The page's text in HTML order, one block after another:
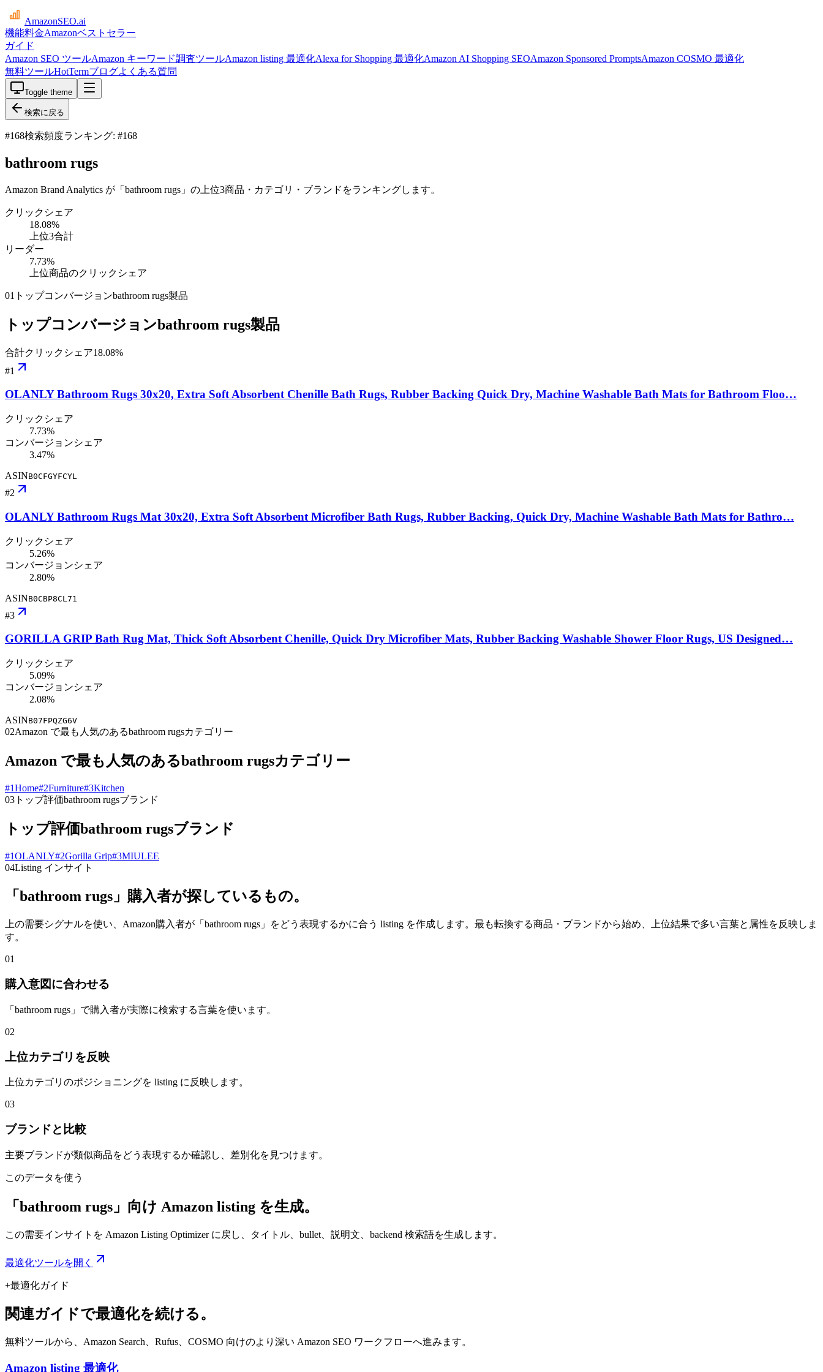
AmazonSEO.ai
機能料金Amazonベストセラー
ガイド
Amazon SEO ツールAmazon キーワード調査ツールAmazon listing 最適化Alexa for Shopping 最適化Amazon AI Shopping SEOAmazon Sponsored PromptsAmazon COSMO 最適化
無料ツールHotTermブログよくある質問
Toggle theme
検索に戻る
#168検索頻度ランキング: #168
bathroom rugs
Amazon Brand Analytics が「bathroom rugs」の上位3商品・カテゴリ・ブランドをランキングします。
クリックシェア
18.08%
上位3合計
リーダー
7.73%
上位商品のクリックシェア
01 トップコンバージョンbathroom rugs製品
トップコンバージョンbathroom rugs製品
合計クリックシェア18.08%
#1
OLANLY Bathroom Rugs 30x20, Extra Soft Absorbent Chenille Bath Rugs, Rubber Backing Quick Dry, Machine Washable Bath Mats for Bathroom Floo…
クリックシェア
7.73%
コンバージョンシェア
3.47%
ASINB0CFGYFCYL
#2
OLANLY Bathroom Rugs Mat 30x20, Extra Soft Absorbent Microfiber Bath Rugs, Rubber Backing, Quick Dry, Machine Washable Bath Mats for Bathro…
クリックシェア
5.26%
コンバージョンシェア
2.80%
ASINB0CBP8CL71
#3
GORILLA GRIP Bath Rug Mat, Thick Soft Absorbent Chenille, Quick Dry Microfiber Mats, Rubber Backing Washable Shower Floor Rugs, US Designed…
クリックシェア
5.09%
コンバージョンシェア
2.08%
ASINB07FPQZG6V
02Amazon で最も人気のあるbathroom rugsカテゴリー
Amazon で最も人気のあるbathroom rugsカテゴリー
#1Home#2Furniture#3Kitchen
03 トップ評価bathroom rugsブランド
トップ評価bathroom rugsブランド
#1OLANLY#2Gorilla Grip#3MIULEE
04Listing インサイト
「bathroom rugs」購入者が探しているもの。
上の需要シグナルを使い、Amazon購入者が「bathroom rugs」をどう表現するかに合う listing を作成します。最も転換する商品・ブランドから始め、上位結果で多い言葉と属性を反映しま
す。
01
購入意図に合わせる
「bathroom rugs」で購入者が実際に検索する言葉を使います。
02
上位カテゴリを反映
上位カテゴリのポジショニングを listing に反映します。
03
ブランドと比較
主要ブランドが類似商品をどう表現するか確認し、差別化を見つけます。
このデータを使う
「bathroom rugs」向け Amazon listing を生成。
この需要インサイトを Amazon Listing Optimizer に戻し、タイトル、bullet、説明文、backend 検索語を生成します。
最適化ツールを開く
+最適化ガイド
関連ガイドで最適化を続ける。
無料ツールから、Amazon Search、Rufus、COSMO 向けのより深い Amazon SEO ワークフローへ進みます。
Amazon listing 最適化